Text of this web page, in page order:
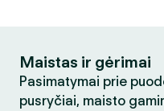
Maistas ir gėrimai
Pasimatymai prie
pusryčiai, maisto